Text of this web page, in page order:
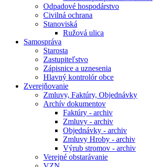
Odpadové hospodárstvo
Civilná ochrana
Stanoviská
Ružová ulica
Samospráva
Starosta
Zastupiteľstvo
Zápisnice a uznesenia
Hlavný kontrolór obce
Zverejňovanie
Zmluvy, Faktúry, Objednávky
Archív dokumentov
Faktúry - archiv
Zmluvy - archiv
Objednávky - archiv
Zmluvy Hroby - archiv
Výrub stromov - archiv
Verejné obstarávanie